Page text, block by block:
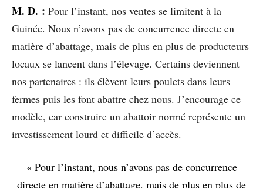
M. D. : Pour l’instant, nos ventes se limitent à la
Guinée. Nous n’avons pas de concurrence directe en
matière d’abattage, mais de plus en plus de producteurs
locaux se lancent dans l’élevage. Certains deviennent
nos partenaires : ils élèvent leurs poulets dans leurs
fermes puis les font abattre chez nous. J’encourage ce
modèle, car construire un abattoir normé représente un
investissement lourd et difficile d’accès.
« Pour l’instant, nous n’avons pas de concurrence
directe en matière d’abattage, mais de plus en plus de